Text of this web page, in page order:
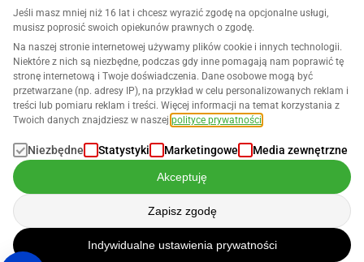
Firma
Wsparcie
Rozwiązania dla Amazon
Dane są przetwarzane zgodnie z nasząPolityką Prywatności
Copyright © 2026 SELLERLOGIC. Wszelkie prawa zastrzeżone
Jeśli masz mniej niż 16 lat i chcesz wyrazić zgodę na opcjonalne usługi,
musisz poprosić swoich opiekunów prawnych o zgodę.
Na naszej stronie internetowej używamy plików cookie i innych technologii.
Niektóre z nich są niezbędne, podczas gdy inne pomagają nam poprawić tę
stronę internetową i Twoje doświadczenia. Dane osobowe mogą być
przetwarzane (np. adresy IP), na przykład w celu personalizowanych reklam i
treści lub pomiaru reklam i treści. Więcej informacji na temat korzystania z
Twoich danych znajdziesz w naszej polityce prywatności
Niezbędne Statystyki Marketingowe Media zewnętrzne
Akceptuję
Zapisz zgodę
Indywidualne ustawienia prywatności